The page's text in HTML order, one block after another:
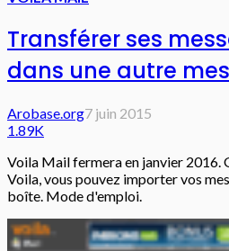
Transférer ses
dans une autre
Arobase.org7 juin 2015
1.89K
Voila Mail fermera en janvier 2016.
Voila, vous pouvez importer vos
boîte. Mode d'emploi.